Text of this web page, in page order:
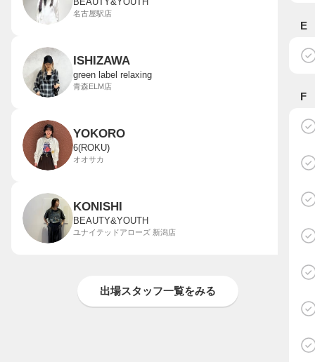
E
F
名古屋駅店
ISHIZAWA
green label relaxing
青森ELM店
YOKORO
6(ROKU)
オオサカ
KONISHI
BEAUTY&YOUTH
ユナイテッドアローズ 新潟店
出場スタッフ一覧をみる